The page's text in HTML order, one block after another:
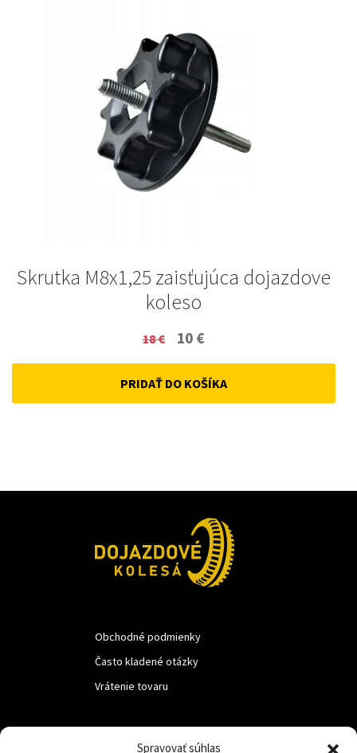
Spravovať súhlas
Skrutka M8x1,25 zaisťujúca dojazdove
koleso
18€
Original
price
was:
10 €
price
is:
PRIDAŤ DO KOŠÍKA
Obchodné podmienky
Často kladené otázky
Vrátenie tovaru